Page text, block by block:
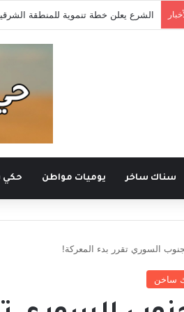
الشرع يعلن خطة تنموية للمنطقة
سناك ساخر يوميات مواطن حكي
السوري تقرر بدء المعركة!
ساخن